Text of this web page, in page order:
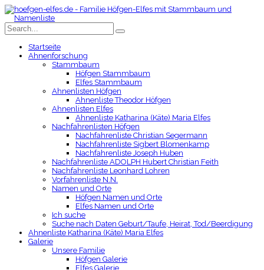
Startseite
Ahnenforschung
Stammbaum
Höfgen Stammbaum
Elfes Stammbaum
Ahnenlisten Höfgen
Ahnenliste Theodor Höfgen
Ahnenlisten Elfes
Ahnenliste Katharina (Käte) Maria Elfes
Nachfahrenlisten Höfgen
Nachfahrenliste Christian Segermann
Nachfahrenliste Sigbert Blomenkamp
Nachfahrenliste Joseph Huben
Nachfahrenliste ADOLPH Hubert Christian Feith
Nachfahrenliste Leonhard Lohren
Vorfahrenliste N.N.
Namen und Orte
Höfgen Namen und Orte
Elfes Namen und Orte
Ich suche
Suche nach Daten Geburt/Taufe, Heirat, Tod/Beerdigung
Ahnenliste Katharina (Käte) Maria Elfes
Galerie
Unsere Familie
Höfgen Galerie
Elfes Galerie